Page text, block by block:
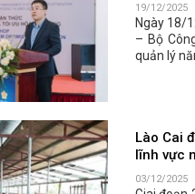
19/12/2025
Ngày 18/
– Bộ
quản lý
Lào Cai
lĩnh vực
03/12/2025